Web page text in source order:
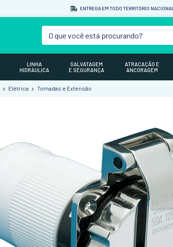
ENTREGA EM TODO TERRITÓRIO NACIONAL
O que você está procurando?
LINHA
HIDRÁULICA
SALVATAGEM
E SEGURANÇA
ATRACAÇÃO E
ANCORAGEM
Elétrica Tomadas e Extensão